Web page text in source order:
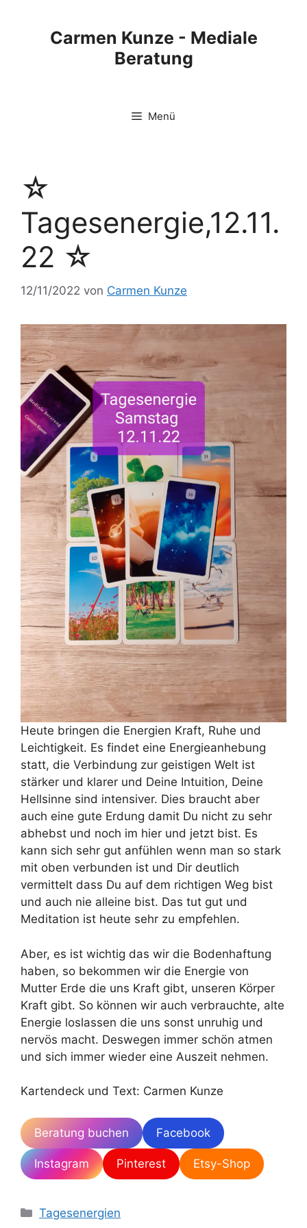
Carmen Kunze - Mediale
Beratung
Menü
☆
Tagesenergie,12.11.
22 ☆
12/11/2022 von Carmen Kunze
Heute bringen die Energien Kraft, Ruhe und
Leichtigkeit. Es findet eine Energieanhebung
statt, die Verbindung zur geistigen Welt ist
stärker und klarer und Deine Intuition, Deine
Hellsinne sind intensiver. Dies braucht aber
auch eine gute Erdung damit Du nicht zu sehr
abhebst und noch im hier und jetzt bist. Es
kann sich sehr gut anfühlen wenn man so stark
mit oben verbunden ist und Dir deutlich
vermittelt dass Du auf dem richtigen Weg bist
und auch nie alleine bist. Das tut gut und
Meditation ist heute sehr zu empfehlen.
Aber, es ist wichtig das wir die Bodenhaftung
haben, so bekommen wir die Energie von
Mutter Erde die uns Kraft gibt, unseren Körper
Kraft gibt. So können wir auch verbrauchte, alte
Energie loslassen die uns sonst unruhig und
nervös macht. Deswegen immer schön atmen
und sich immer wieder eine Auszeit nehmen.
Kartendeck und Text: Carmen Kunze
Beratung buchen Facebook
Instagram Pinterest Etsy-Shop
Kategorien
Tagesenergien